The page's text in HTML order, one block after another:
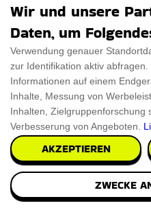
Wir und unsere
Daten, um
Verwendung genauer
zur Identifikation aktiv
Informationen auf einem
Inhalte, Messung von
Inhalten, Zielgruppenforschung
Verbesserung von Angeboten.
AKZEPTIEREN
ZWECKE